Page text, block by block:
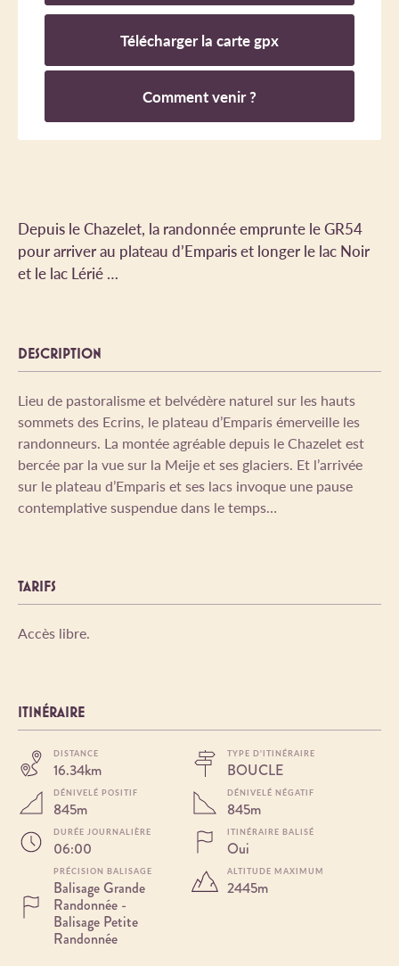
Depuis le Chazelet, la randonnée emprunte le GR54
pour arriver au plateau d’Emparis et longer le lac Noir
et le lac Lérié …
DESCRIPTION
Lieu de pastoralisme et belvédère naturel sur les hauts
sommets des Ecrins, le plateau d’Emparis émerveille les
randonneurs. La montée agréable depuis le Chazelet est
bercée par la vue sur la Meije et ses glaciers. Et l’arrivée
sur le plateau d’Emparis et ses lacs invoque une pause
contemplative suspendue dans le temps…
TARIFS
Accès libre.
ITINÉRAIRE
DISTANCE
16.34km
TYPE D'ITINÉRAIRE
BOUCLE
DÉNIVELÉ POSITIF
845m
DÉNIVELÉ NÉGATIF
845m
DURÉE JOURNALIÈRE
06:00
ITINÉRAIRE BALISÉ
Oui
PRÉCISION BALISAGE
Balisage Grande
Randonnée -
Balisage Petite
Randonnée
ALTITUDE MAXIMUM
2445m
Télécharger la carte gpx
Comment venir ?